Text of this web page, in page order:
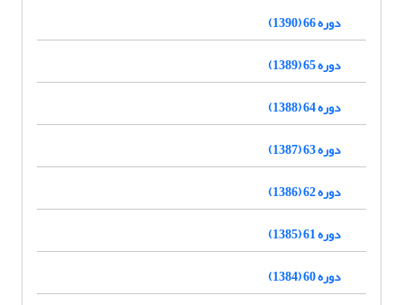
دوره 66 (1390)
دوره 65 (1389)
دوره 64 (1388)
دوره 63 (1387)
دوره 62 (1386)
دوره 61 (1385)
دوره 60 (1384)